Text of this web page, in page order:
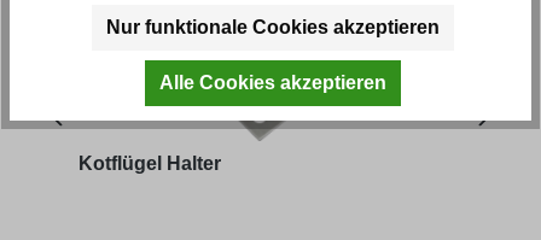
Kotflügel Halter
Nur funktionale Cookies akzeptieren
Alle Cookies akzeptieren